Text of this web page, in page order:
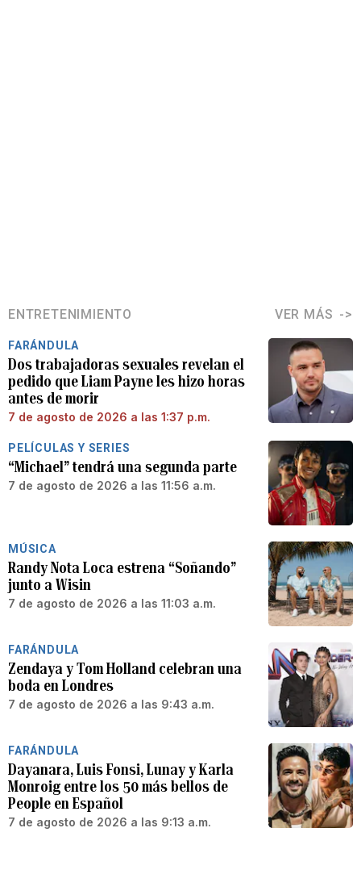
ENTRETENIMIENTO VER MÁS
FARÁNDULA
Dos trabajadoras sexuales revelan el
pedido que Liam Payne les hizo horas
antes de morir
7 de agosto de 2026 a las 1:37 p.m.
PELÍCULAS Y SERIES
“Michael” tendrá una segunda parte
7 de agosto de 2026 a las 11:56 a.m.
MÚSICA
Randy Nota Loca estrena “Soñando”
junto a Wisin
7 de agosto de 2026 a las 11:03 a.m.
FARÁNDULA
Zendaya y Tom Holland celebran una
boda en Londres
7 de agosto de 2026 a las 9:43 a.m.
FARÁNDULA
Dayanara, Luis Fonsi, Lunay y Karla
Monroig entre los 50 más bellos de
People en Español
7 de agosto de 2026 a las 9:13 a.m.